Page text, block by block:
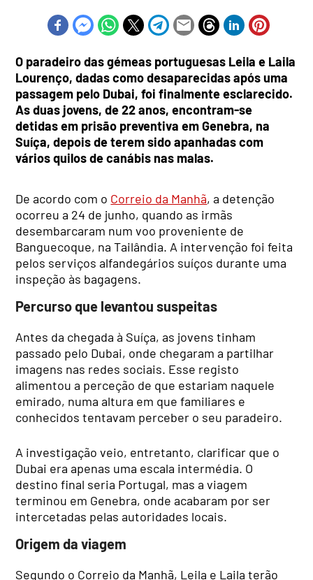
O paradeiro das gémeas portuguesas Leila e Laila
Lourenço, dadas como desaparecidas após uma
passagem pelo Dubai, foi finalmente esclarecido.
As duas jovens, de 22 anos, encontram-se
detidas em prisão preventiva em Genebra, na
Suíça, depois de terem sido apanhadas com
vários quilos de canábis nas malas.
De acordo com o Correio da Manhã, a detenção
ocorreu a 24 de junho, quando as irmãs
desembarcaram num voo proveniente de
Banguecoque, na Tailândia. A intervenção foi feita
pelos serviços alfandegários suíços durante uma
inspeção às bagagens.
Percurso que levantou suspeitas
Antes da chegada à Suíça, as jovens tinham
passado pelo Dubai, onde chegaram a partilhar
imagens nas redes sociais. Esse registo
alimentou a perceção de que estariam naquele
emirado, numa altura em que familiares e
conhecidos tentavam perceber o seu paradeiro.
A investigação veio, entretanto, clarificar que o
Dubai era apenas uma escala intermédia. O
destino final seria Portugal, mas a viagem
terminou em Genebra, onde acabaram por ser
intercetadas pelas autoridades locais.
Origem da viagem
Segundo o Correio da Manhã, Leila e Laila terão